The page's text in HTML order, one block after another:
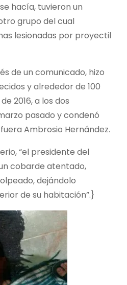
hacía, tuvieron un
grupo del cual
lesionadas por proyectil
de un comunicado, hizo
y alrededor de 100
2016, a los dos
pasado y condenó
Ambrosio Hernández.
“el presidente del
cobarde atentado,
dejándolo
de su habitación”.}